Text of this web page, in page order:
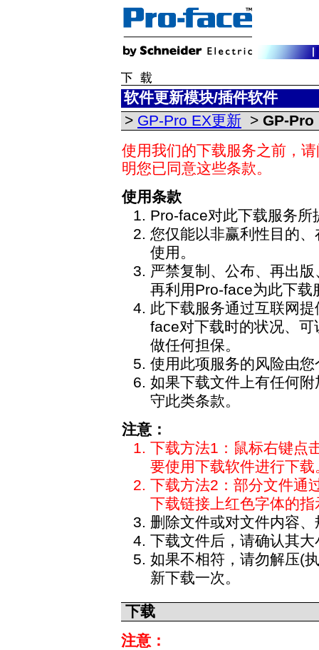
软件更新模块/插件软件
> GP-Pro EX更新 > GP-Pro
使用我们的下载服务之前，
明您已同意这些条款。
使用条款
Pro-face对此下载服务
您仅能以非赢利性目的
使用。
严禁复制、公布、再出
再利用Pro-face为此下载
此下载服务通过互联网
face对下载时的状况、
做任何担保。
使用此项服务的风险由
如果下载文件上有任何
守此类条款。
注意：
下载方法1：鼠标右键点
要使用下载软件进行下载
下载方法2：部分文件通
下载链接上红色字体的指
删除文件或对文件内容
下载文件后，请确认其
如果不相符，请勿解压(
新下载一次。
下载
注意：